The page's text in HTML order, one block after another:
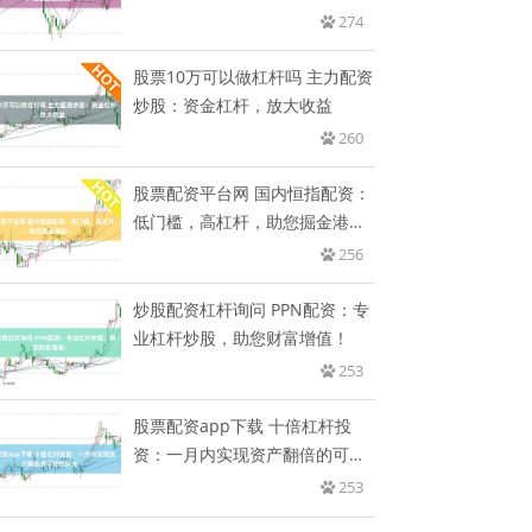
274
股票10万可以做杠杆吗 主力配资
炒股：资金杠杆，放大收益
260
股票配资平台网 国内恒指配资：
低门槛，高杠杆，助您掘金港
256
炒股配资杠杆询问 PPN配资：专
业杠杆炒股，助您财富增值！
253
股票配资app下载 十倍杠杆投
资：一月内实现资产翻倍的可能
253